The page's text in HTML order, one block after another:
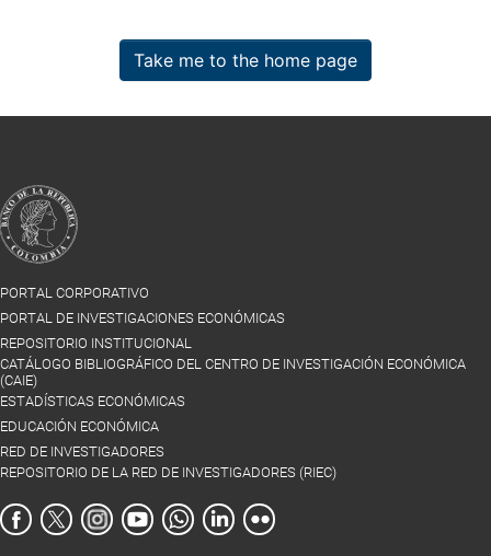
Take me to the home page
PORTAL CORPORATIVO
PORTAL DE INVESTIGACIONES ECONÓMICAS
REPOSITORIO INSTITUCIONAL
CATÁLOGO BIBLIOGRÁFICO DEL CENTRO DE INVESTIGACIÓN ECONÓMICA
(CAIE)
ESTADÍSTICAS ECONÓMICAS
EDUCACIÓN ECONÓMICA
RED DE INVESTIGADORES
REPOSITORIO DE LA RED DE INVESTIGADORES (RIEC)